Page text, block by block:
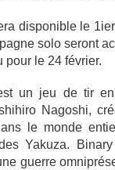
disponible le
solo seront
pour le 24 février.
un jeu de tir en
Nagoshi,
le monde
Yakuza.
guerre